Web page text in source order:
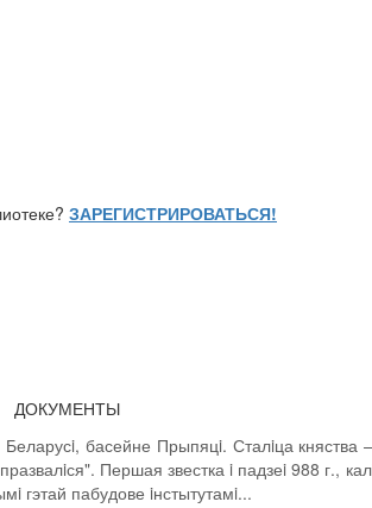
ЗАРЕГИСТРИРОВАТЬСЯ!
ДОКУМЕНТЫ
басейне Прыпяцi. Сталiца
Першая звестка i падзеi 988 г.,
гэтай пабудове iнстытутамi...